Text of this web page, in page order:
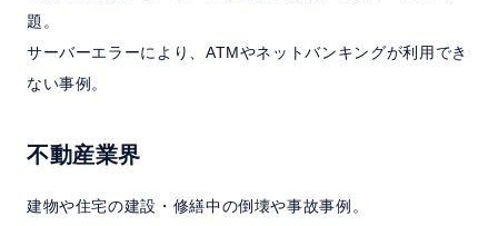
題。
サーバーエラーにより、ATMやネットバンキングが利用でき
ない事例。
不動産業界
建物や住宅の建設・修繕中の倒壊や事故事例。